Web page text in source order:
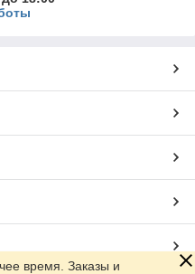
время. Заказы и